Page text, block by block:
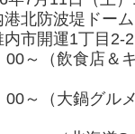
港北防波堤ドーム
1丁目2-2
00～（飲食店＆
鍋グルメバ